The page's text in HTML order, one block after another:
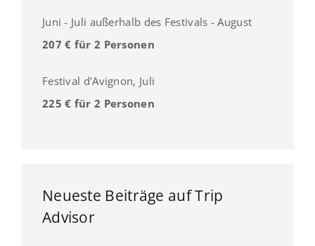
Juni - Juli außerhalb des Festivals - August
207 € für 2 Personen
Festival d'Avignon, Juli
225 € für 2 Personen
Neueste Beiträge auf Trip
Advisor